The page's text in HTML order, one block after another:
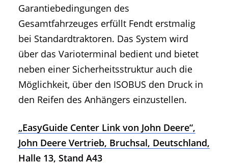
Garantiebedingungen des
Gesamtfahrzeuges erfüllt Fendt erstmalig
bei Standardtraktoren. Das System wird
über das Varioterminal bedient und bietet
neben einer Sicherheitsstruktur auch die
Möglichkeit, über den ISOBUS den Druck in
den Reifen des Anhängers einzustellen.
„EasyGuide Center Link von John Deere“,
John Deere Vertrieb, Bruchsal, Deutschland,
Halle 13, Stand A43